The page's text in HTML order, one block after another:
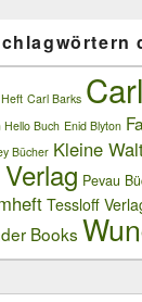
Carl Barks
Hello Buch Enid Blyton
Bücher Kleine
Pevau
Tessloff
Books